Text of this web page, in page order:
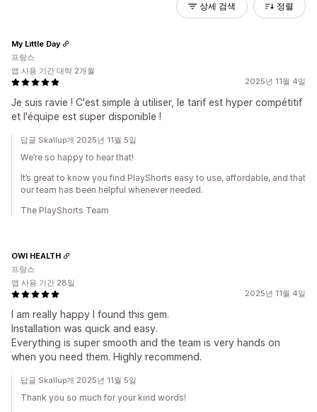
상세 검색 정렬
2025년 11월 4일
Je suis ravie ! C'est simple à utiliser, le tarif est hyper compétitif
et l'équipe est super disponible !
My Little Day
프랑스
앱 사용 기간 대략 2개월
답글 Skallup개 2025년 11월 5일
We’re so happy to hear that!
It’s great to know you find PlayShorts easy to use, affordable, and that
our team has been helpful whenever needed.
The PlayShorts Team
2025년 11월 4일
I am really happy I found this gem.
Installation was quick and easy.
Everything is super smooth and the team is very hands on
when you need them. Highly recommend.
OWI HEALTH
프랑스
앱 사용 기간 28일
답글 Skallup개 2025년 11월 5일
Thank you so much for your kind words!